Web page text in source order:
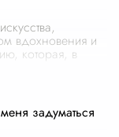
вдохновения и
которая, в
задуматься